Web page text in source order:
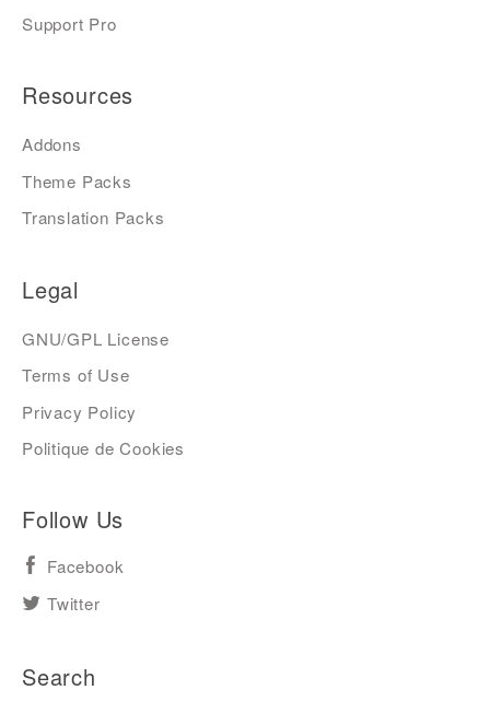
Support Pro
Resources
Addons
Theme Packs
Translation Packs
Legal
GNU/GPL License
Terms of Use
Privacy Policy
Politique de Cookies
Follow Us
Facebook
Twitter
Search